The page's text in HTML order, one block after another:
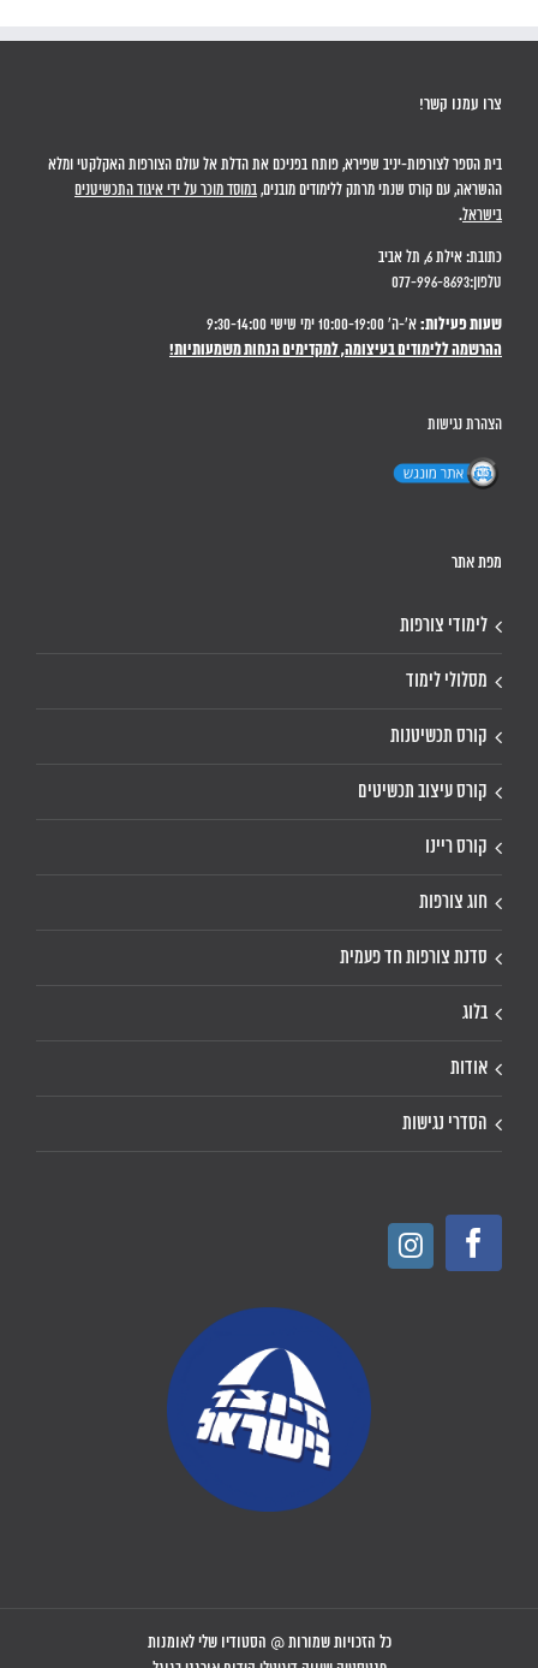
צרו עמנו קשר!
בית הספר לצורפות-יניב שפירא, פותח בפניכם את הדלת אל עולם הצורפות האקלקטי ומלא
ההשראה, עם קורס שנתי מרתק ללימודים מובנים, במוסד מוכר על ידי איגוד התכשיטנים
בישראל.
כתובת: אילת 6, תל אביב
טלפון:077-996-8693
שעות פעילות: א'-ה' 10:00-19:00 ימי שישי 9:30-14:00
ההרשמה ללימודים בעיצומה, למקדימים הנחות משמעותיות!
הצהרת נגישות
מפת אתר
לימודי צורפות
מסלולי לימוד
קורס תכשיטנות
קורס עיצוב תכשיטים
קורס ריינו
חוג צורפות
סדנת צורפות חד פעמית
בלוג
אודות
הסדרי נגישות
כל הזכויות שמורות @ הסטודיו שלי לאומנות